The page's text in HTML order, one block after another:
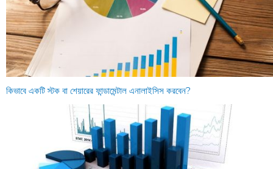
কিভাবে একটি স্টক বা শেয়ারের ফান্ডামেন্টাল এনালাইসিস করবেন?